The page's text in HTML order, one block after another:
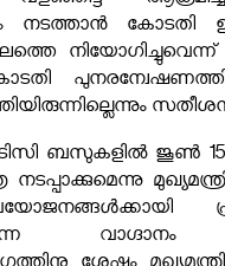
നടത്താന്‍ കോടതി
നിയോഗിച്ചുവെന്ന്
പുനരന്വേഷണത്തിന്
ബസുകളില്‍ ജൂണ്‍ 15
വാഗ്ദാനം